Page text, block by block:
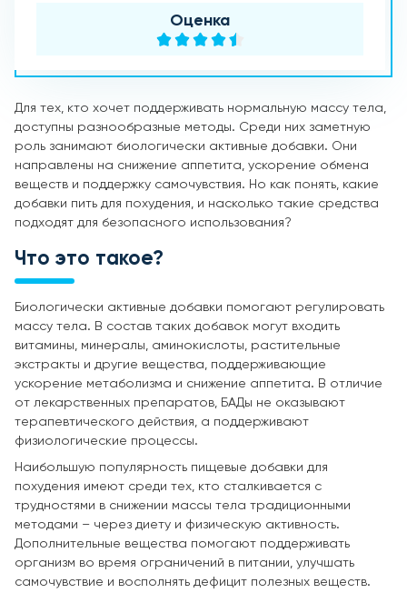
Оценка
Для тех, кто хочет поддерживать нормальную массу тела,
доступны разнообразные методы. Среди них заметную
роль занимают биологически активные добавки. Они
направлены на снижение аппетита, ускорение обмена
веществ и поддержку самочувствия. Но как понять, какие
добавки пить для похудения, и насколько такие средства
подходят для безопасного использования?
Что это такое?
Биологически активные добавки помогают регулировать
массу тела. В состав таких добавок могут входить
витамины, минералы, аминокислоты, растительные
экстракты и другие вещества, поддерживающие
ускорение метаболизма и снижение аппетита. В отличие
от лекарственных препаратов, БАДы не оказывают
терапевтического действия, а поддерживают
физиологические процессы.
Наибольшую популярность пищевые добавки для
похудения имеют среди тех, кто сталкивается с
трудностями в снижении массы тела традиционными
методами – через диету и физическую активность.
Дополнительные вещества помогают поддерживать
организм во время ограничений в питании, улучшать
самочувствие и восполнять дефицит полезных веществ.